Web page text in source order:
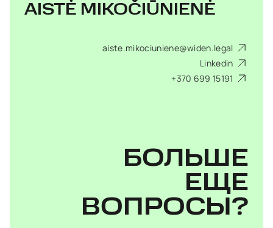
AISTĖ MIKOČIŪNIENĖ
aiste.mikociuniene@widen.legal
Linkedin
+370 699 15191
БОЛЬШЕ
ЕЩЕ
ВОПРОСЫ?